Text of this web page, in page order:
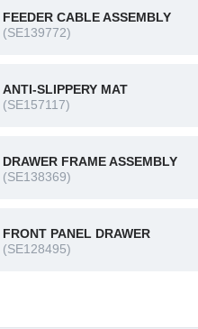
FEEDER CABLE ASSEMBLY
(SE139772)
ANTI-SLIPPERY MAT
(SE157117)
DRAWER FRAME ASSEMBLY
(SE138369)
FRONT PANEL DRAWER
(SE128495)